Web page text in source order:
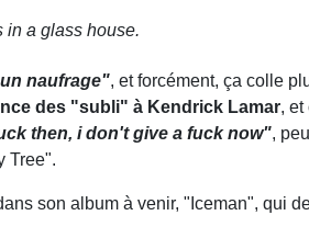
in a glass house.
naufrage", et forcément, ça colle
des "subli" à Kendrick Lamar, et
then, i don't give a fuck now",
Tree".
son album à venir, "Iceman", qui